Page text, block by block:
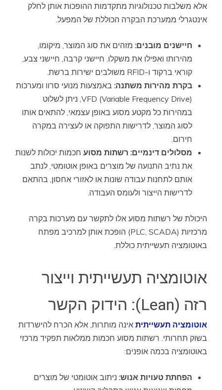
אלא משלבות טכנולוגיות מתקדמות ההופכות אותן לחלק
אינטגרלי ממערכת הבקרה הכוללת של המפעל.
חיישנים מובנים: מזהים את סוג המוצר, מיקומו,
מהירותו ואפילו את משקלו. חיישני קרבה, חיישני צבע,
קוראי ברקוד ו-RFID משולבים ישירות ברשת.
בקרת מהירות משתנה: באמצעות מנועי סרוו ומערכות
VFD (Variable Frequency Drive), ניתן לשלוט
במהירות כל מקטע מסוע באופן עצמאי, להתאים אותו
לסוג המוצר, לדרישות התפוקה או לעצירה במקרה
חירום.
מסלולים דינמיים: רשתות מסוע חכמות יכולות לשנות
את נתיב התנועה של מוצרים באופן אוטומטי, לנתב
אותם לתחנות עבודה שונות או לאזורי אחסון, בהתאם
לדרישות הייצור ולעומס העבודה.
היכולת של רשתות מסוע אלו לתקשר עם מערכות בקרה
מרכזיות (PLC, SCADA) הופכת אותן למרכיב מפתח
באוטומציה תעשייתית כוללת.
אוטומציה תעשייתית וייצור
רזה (Lean): הידוק הקשר
אוטומציה תעשייתית אינה מותרות, אלא הכרח להישרדות
בשוק תחרותי. רשתות מסוע חכמות ממלאות תפקיד מרכזי
באוטומציה בכמה אופנים:
הפחתת טעויות אנוש: ניתוב אוטומטי של מוצרים